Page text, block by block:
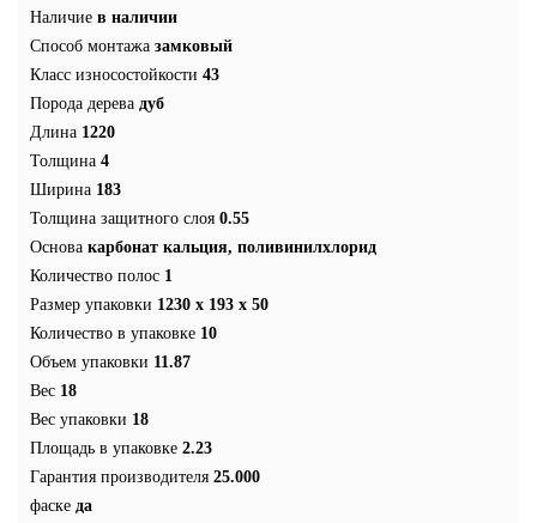
Наличие в наличии
Способ монтажа замковый
Класс износостойкости 43
Порода дерева дуб
Длина 1220
Толщина 4
Ширина 183
Толщина защитного слоя 0.55
Основа карбонат кальция, поливинилхлорид
Количество полос 1
Размер упаковки 1230 x 193 x 50
Количество в упаковке 10
Объем упаковки 11.87
Вес 18
Вес упаковки 18
Площадь в упаковке 2.23
Гарантия производителя 25.000
фаске да